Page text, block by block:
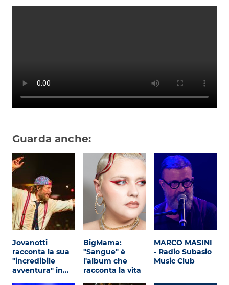
Subasio Collection
Speciali
Oroscopo
Sanremo 2026
News
Musica
Cultura
Attualità
Costume
Extra
Guarda anche:
Jovanotti
racconta la sua
"incredibile
avventura" in…
BigMama:
"Sangue" è
l'album che
racconta la vita
MARCO MASINI
- Radio Subasio
Music Club